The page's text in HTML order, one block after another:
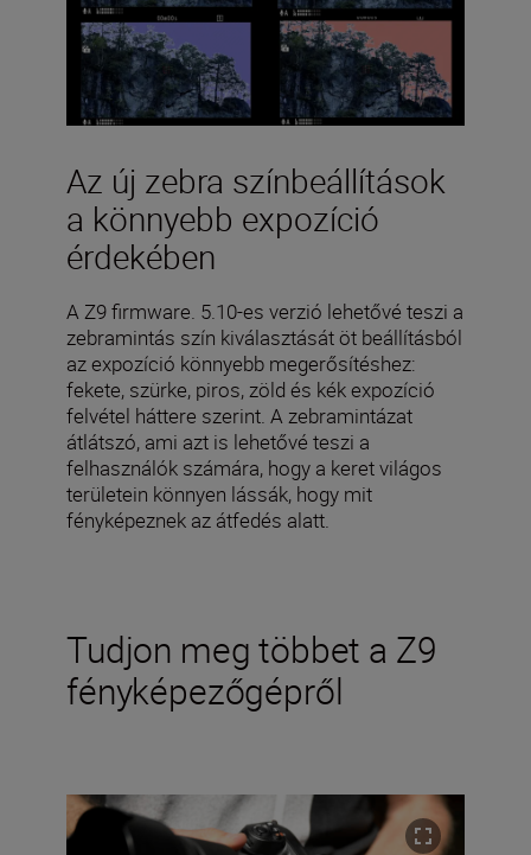
Az új zebra színbeállítások
a könnyebb expozíció
érdekében
A Z9 firmware. 5.10-es verzió lehetővé teszi a
zebramintás szín kiválasztását öt beállításból
az expozíció könnyebb megerősítéshez:
fekete, szürke, piros, zöld és kék expozíció
felvétel háttere szerint. A zebramintázat
átlátszó, ami azt is lehetővé teszi a
felhasználók számára, hogy a keret világos
területein könnyen lássák, hogy mit
fényképeznek az átfedés alatt.
Tudjon meg többet a Z9
fényképezőgépről